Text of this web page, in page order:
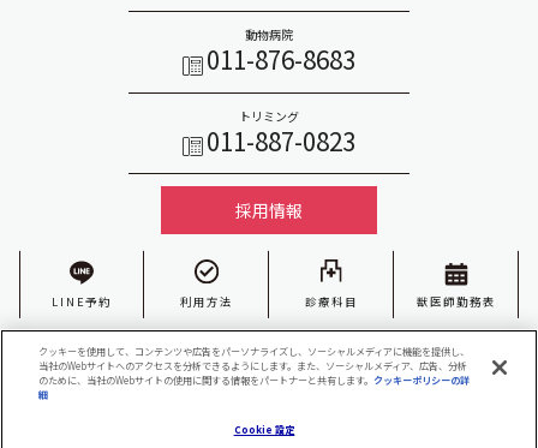
動物病院
011-876-8683
トリミング
011-887-0823
採用情報
LINE予約 利用方法 診療科目 獣医師勤務表
Copyright(C) Iris Veterinary Hospital
ご利用方法
クッキーを使用して、コンテンツや広告をパーソナライズし、ソーシャルメディアに機能を提供し、
当社のWebサイトへのアクセスを分析できるようにします。また、ソーシャルメディア、広告、分析
のために、当社のWebサイトの使用に関する情報をパートナーと共有します。クッキーポリシーの詳
細
Cookie 設定